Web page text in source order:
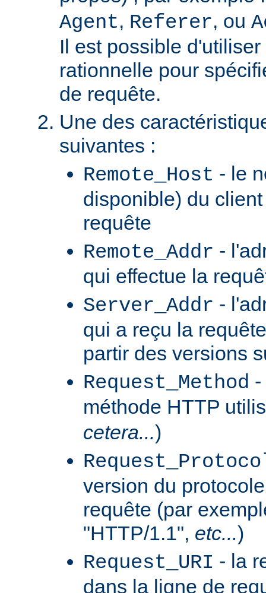
Agent, Referer, ou
Il est possible
rationnelle pour
de requête.
Une des
suivantes :
Remote_Host - le
disponible) du
requête
Remote_Addr -
qui effectue la
Server_Addr -
qui a reçu la
partir des versions
Request_Method
méthode HTTP
cetera...)
version du
requête (par
"HTTP/1.1", etc...)
Request_URI - la
dans la ligne de